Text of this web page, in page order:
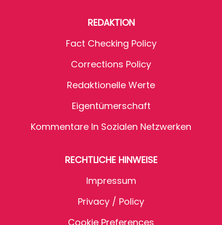
REDAKTION
Fact Checking Policy
Corrections Policy
Redaktionelle Werte
Eigentümerschaft
Kommentare In Sozialen Netzwerken
RECHTLICHE HINWEISE
Impressum
Privacy / Policy
Cookie Preferences